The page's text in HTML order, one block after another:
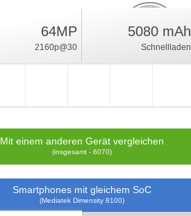
25%
Wertung
64MP
2160p@30
5080 mAh
Schnellladen
Mit einem anderen Gerät vergleichen
(insgesamt - 6070)
Smartphones mit gleichem SoC
(Mediatek Dimensity 8100)